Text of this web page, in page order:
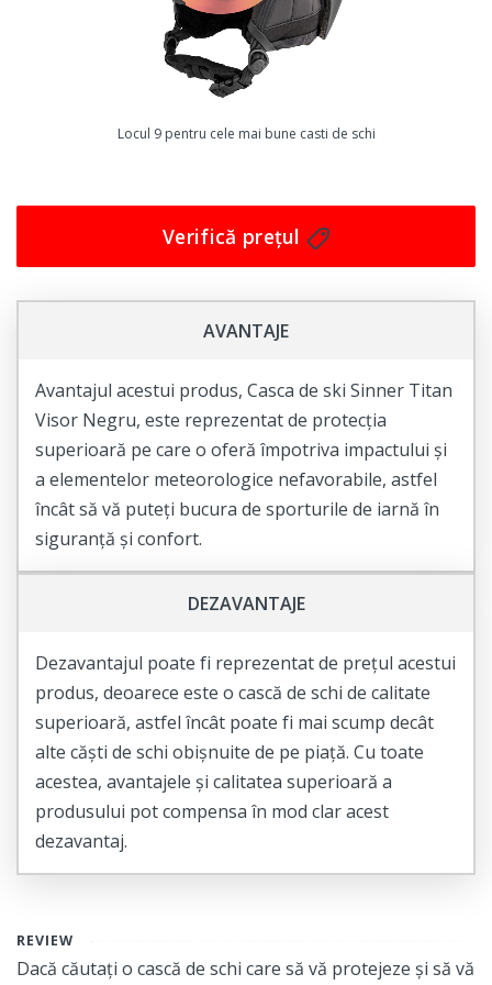
deranjat de vreo presiune sau disconfort.
Casca este ușoară și confortabilă, astfel încât o poți
purta fără probleme pe întreaga durată a zilei de schi,
iar sistemul de prindere reglabil îți permite să o fixezi
perfect pe capul tău.
care să îți ofere protecție maximă și confort pe pârtie,
atunci casca Julbo Mission este alegerea perfectă
pentru tine! Nu mai sta pe gânduri și adaug-o în coșul
tău de cumpărături chiar acum!
Locul 9 pentru cele mai bune casti de schi
Verifică prețul
AVANTAJE
Avantajul acestui produs, Casca de ski Sinner Titan
Visor Negru, este reprezentat de protecția
superioară pe care o oferă împotriva impactului și
a elementelor meteorologice nefavorabile, astfel
încât să vă puteți bucura de sporturile de iarnă în
siguranță și confort.
DEZAVANTAJE
Dezavantajul poate fi reprezentat de prețul acestui
produs, deoarece este o cască de schi de calitate
superioară, astfel încât poate fi mai scump decât
alte căști de schi obișnuite de pe piață. Cu toate
acestea, avantajele și calitatea superioară a
produsului pot compensa în mod clar acest
dezavantaj.
REVIEW
Dacă căutați o cască de schi care să vă protejeze și să vă